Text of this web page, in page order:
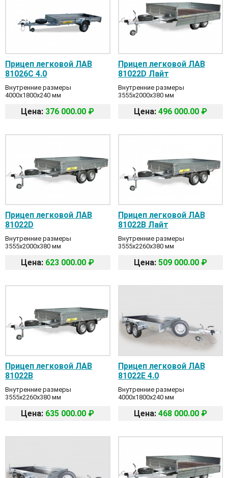
Прицеп легковой ЛАВ
81026С 4.0
Внутренние размеры
4000x1800x240 мм
Цена: 376 000.00 ₽
Прицеп легковой ЛАВ
81022D Лайт
Внутренние размеры
3555x2000x380 мм
Цена: 496 000.00 ₽
Прицеп легковой ЛАВ
81022D
Внутренние размеры
3555x2000x380 мм
Цена: 623 000.00 ₽
Прицеп легковой ЛАВ
81022B Лайт
Внутренние размеры
3555x2260x380 мм
Цена: 509 000.00 ₽
Прицеп легковой ЛАВ
81022B
Внутренние размеры
3555x2260x380 мм
Цена: 635 000.00 ₽
Прицеп легковой ЛАВ
81022E 4.0
Внутренние размеры
4000x1800x240 мм
Цена: 468 000.00 ₽